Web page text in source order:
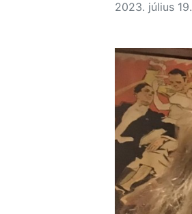
2023. július 19.